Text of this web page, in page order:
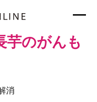
芋のがんも
消